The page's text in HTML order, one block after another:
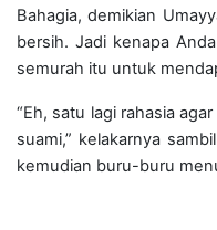
Bahagia, demikian
bersih. Jadi kenapa
semurah itu untuk
“Eh, satu lagi rahasia
suami,” kelakarnya
kemudian buru-buru